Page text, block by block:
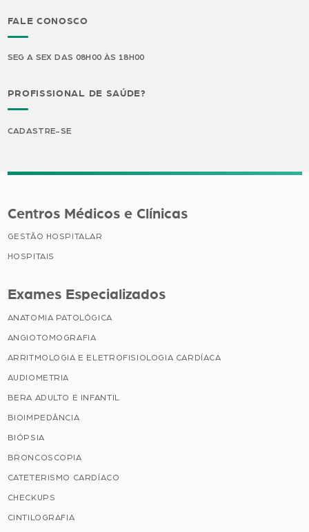
FALE CONOSCO
SEG A SEX DAS 08H00 ÀS 18H00
PROFISSIONAL DE SAÚDE?
CADASTRE-SE
Centros Médicos e Clínicas
GESTÃO HOSPITALAR
HOSPITAIS
Exames Especializados
ANATOMIA PATOLÓGICA
ANGIOTOMOGRAFIA
ARRITMOLOGIA E ELETROFISIOLOGIA CARDÍACA
AUDIOMETRIA
BERA ADULTO E INFANTIL
BIOIMPEDÂNCIA
BIÓPSIA
BRONCOSCOPIA
CATETERISMO CARDÍACO
CHECKUPS
CINTILOGRAFIA